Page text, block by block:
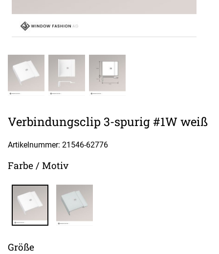
Verbindungsclip 3-spurig #1W weiß
Artikelnummer: 21546-62776
Farbe / Motiv
Größe